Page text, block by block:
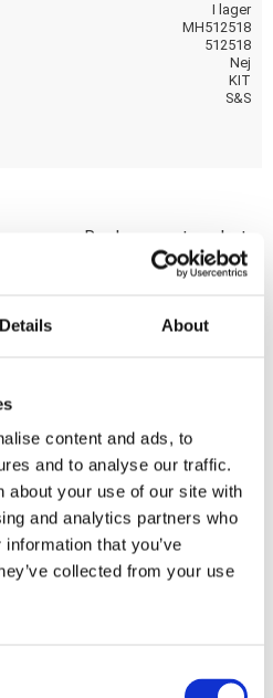
Details About
content and ads, to
and to analyse our traffic.
about your use of our site with
and analytics partners who
that you’ve
collected from your use
I lager
MH512518
512518
Nej
KIT
S&S
covers. Replacement gasket
and o-rings required for